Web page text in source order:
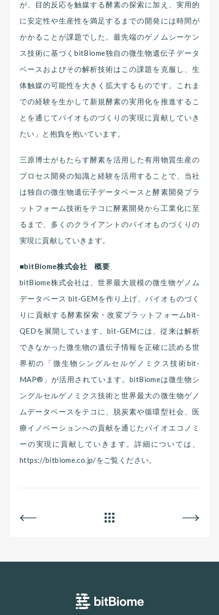
が、目的反応を触媒する酵素の探索に加え、実用的
に安定性や生産性を満足するまでの開発には時間が
かかることが課題でした。最先端のゲノムシーケン
ス技術に基づくbitBiome独自の微生物遺伝子データ
ベースおよびその解析技術はこの課題を克服し、生
体触媒の可能性を大きく拡大するものです。これま
での経験を生かして新規酵素の実用化を推進するこ
とを通じてバイオものづくりの実現に貢献していき
たい」と抱負を抱いています。
三原博士がもたらす酵素を活用した有用物質生産の
プロセス開発の知識と経験を活用することで、当社
は独自の微生物遺伝子データベースと酵素開発プラ
ットフォーム技術をテコに酵素開発から工業化に至
るまで、多くのクライアントのバイオものづくりの
実現に貢献していきます。
■bitBiome株式会社 概要
bitBiome株式会社は、世界最大規模の微生物ゲノム
データベース bit-GEMを作り上げ、バイオものづく
りに貢献する酵素探索・改変プラットフォームbit-
QEDを展開しています。bit-GEMには、従来は解析
できなかった微生物の遺伝子情報を正確に読める世
界初の「微生物シングルセルゲノミクス技術bit-
MAP®」が活用されています。bitBiomeは微生物シ
ングルセルゲノミクス技術と世界最大の微生物ゲノ
ムデータベースをテコに、脱炭素や循環型社会、医
療イノベーションへの貢献を通じたバイオエコノミ
ーの実現に貢献していきます。詳細については、
https://bitbiome.co.jp/をご覧ください。